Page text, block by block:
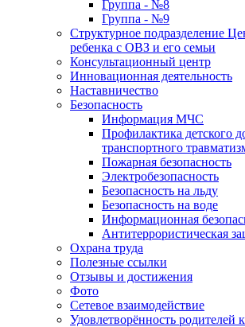
Группа - №8
Группа - №9
Структурное подразделение
ребенка с ОВЗ и его семьи
Консультационный центр
Инновационная деятельность
Наставничество
Безопасность
Информация МЧС
Профилактика детского
транспортного
Пожарная безопасность
Электробезопасность
Безопасность на льду
Безопасность на воде
Информационная
Антитеррористическая
Охрана труда
Полезные ссылки
Отзывы и достижения
Фото
Сетевое взаимодействие
Удовлетворённость родителей